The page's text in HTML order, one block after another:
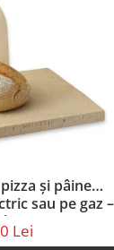
și pâine
sau pe gaz –
(36 × 30 ×
Lei